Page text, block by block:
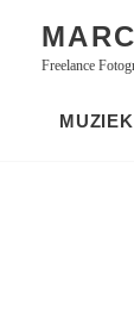
contentFreelance
MUZIEK